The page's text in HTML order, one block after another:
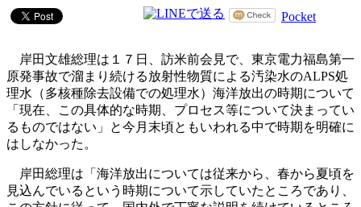
Pocket
岸田文雄総理は１７日、訪米前会見で、東京電力福島第一
原発事故で溜まり続ける放射性物質による汚染水のALPS処
理水（多核種除去設備での処理水）海洋放出の時期について
「現在、この具体的な時期、プロセス等について決まってい
るものではない」と今月末頃ともいわれる中で時期を明確に
はしなかった。
岸田総理は「海洋放出については従来から、春から夏頃を
見込んでいるという時期について示していたところであり、